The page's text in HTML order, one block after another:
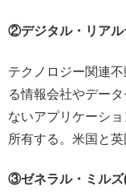
②デジタル・リア
テクノロジー関連
る情報会社やデー
ないアプリケーシ
所有する。米国と英
③ゼネラル・ミル